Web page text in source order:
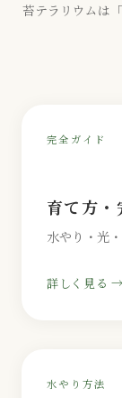
苔テラリウムは
完全ガイド
育て方・
水やり・光
詳しく見る →
水やり方法